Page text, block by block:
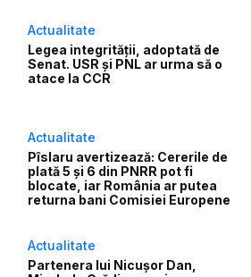
Actualitate
Legea integrității, adoptată de
Senat. USR și PNL ar urma să o
atace la CCR
Actualitate
Pîslaru avertizează: Cererile de
plată 5 și 6 din PNRR pot fi
blocate, iar România ar putea
returna bani Comisiei Europene
Actualitate
Partenera lui Nicușor Dan,